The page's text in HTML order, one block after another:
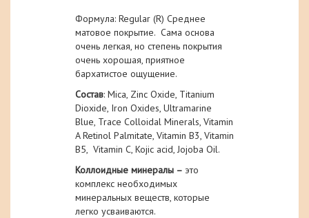
Формула: Regular (R) Среднее
матовое покрытие. Сама основа
очень легкая, но степень покрытия
очень хорошая, приятное
бархатистое ощущение.
Состав: Mica, Zinc Oxide, Titanium
Dioxide, Iron Oxides, Ultramarine
Blue, Trace Colloidal Minerals, Vitamin
A Retinol Palmitate, Vitamin B3, Vitamin
B5, Vitamin C, Kojic acid, Jojoba Oil.
Коллоидные минералы – это
комплекс необходимых
минеральных веществ, которые
легко усваиваются.